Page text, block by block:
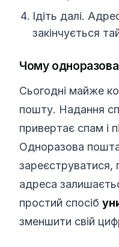
Ідіть далі.
закінчується
Чому
Сьогодні майже
пошту. Надання
привертає спам і
Одноразова
адреса
простий спосіб
зменшити свій